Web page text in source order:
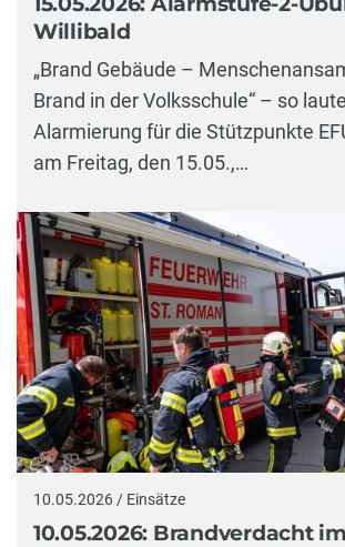
Willibald
„Brand Gebäude –
Brand in der Volksschule“ – so
Alarmierung für die Stützpunkte
am Freitag, den 15.05.,…
10.05.2026 / Einsätze
10.05.2026: Brandverdacht